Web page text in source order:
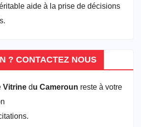
aide à la prise de décisions
? CONTACTEZ NOUS
Vitrine du Cameroun reste à votre